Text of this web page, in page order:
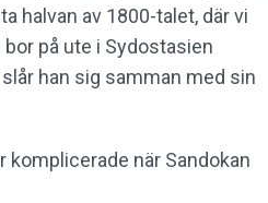
halvan av 1800-talet, där vi
på ute i Sydostasien
han sig samman med sin
när Sandokan